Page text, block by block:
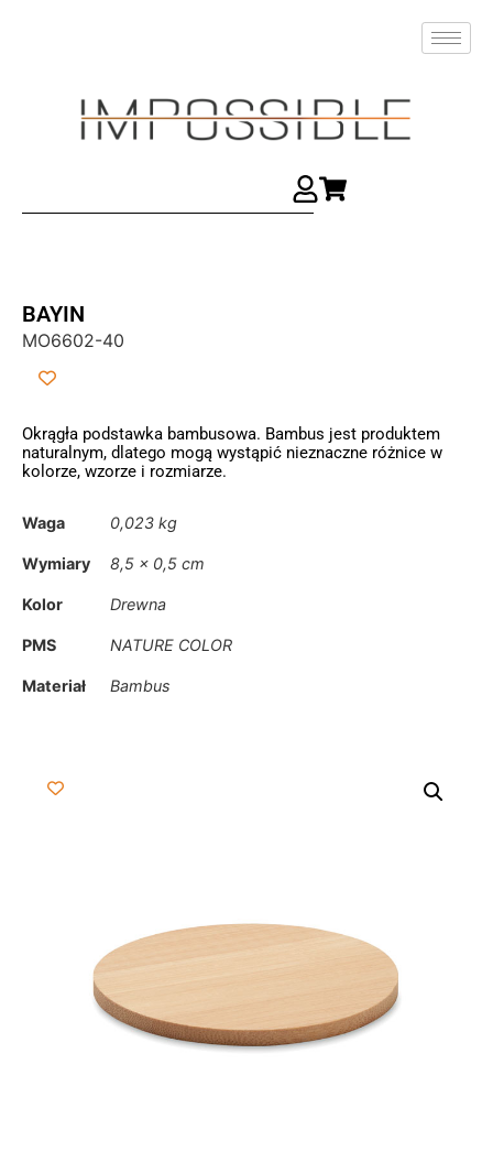
BAYIN
MO6602-40
Okrągła podstawka bambusowa. Bambus jest produktem
naturalnym, dlatego mogą wystąpić nieznaczne różnice w
kolorze, wzorze i rozmiarze.
Waga 0,023 kg
Wymiary 8,5 × 0,5 cm
Kolor Drewna
PMS NATURE COLOR
Materiał Bambus